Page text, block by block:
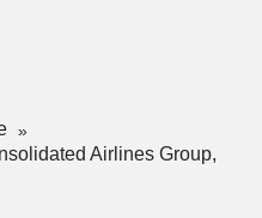
Airlines Group,